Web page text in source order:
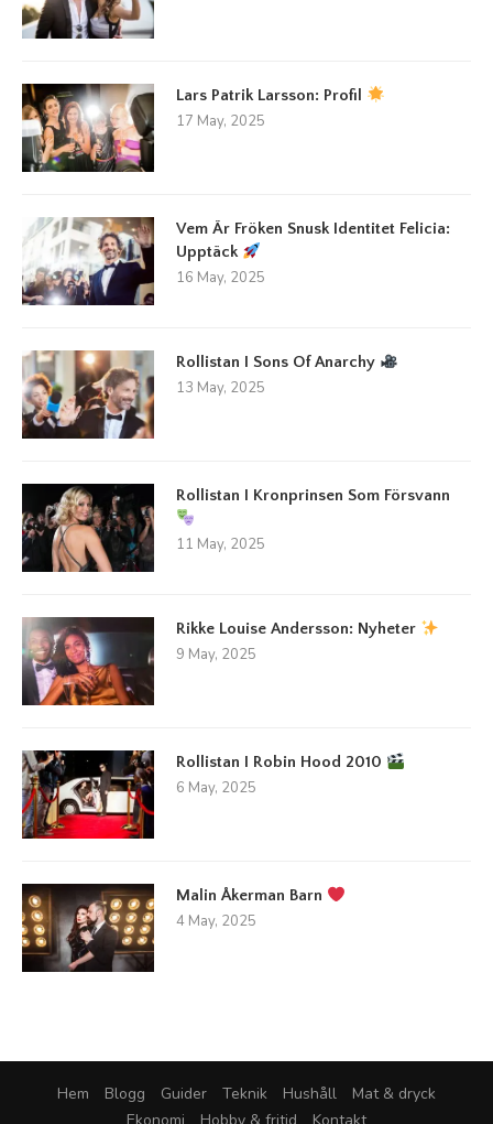
Lars Patrik Larsson: Profil
17 May, 2025
Vem Är Fröken Snusk Identitet Felicia:
Upptäck
16 May, 2025
Rollistan I Sons Of Anarchy
13 May, 2025
Rollistan I Kronprinsen Som Försvann
11 May, 2025
Rikke Louise Andersson: Nyheter
9 May, 2025
Rollistan I Robin Hood 2010
6 May, 2025
Malin Åkerman Barn
4 May, 2025
Hem Blogg Guider Teknik Hushåll
Mat & dryck